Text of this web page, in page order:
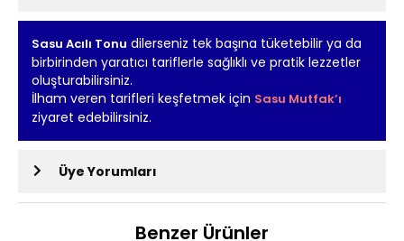
Sasu Acılı Tonu dilerseniz tek başına tüketebilir ya da
birbirinden yaratıcı tariflerle sağlıklı ve pratik lezzetler
oluşturabilirsiniz.
İlham veren tarifleri keşfetmek için Sasu Mutfak’ı
ziyaret edebilirsiniz.
Üye Yorumları
Benzer Ürünler